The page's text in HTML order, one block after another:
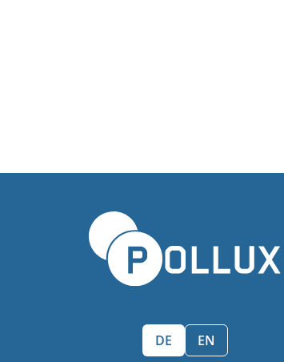
Sprache wählen/Select language
DE EN